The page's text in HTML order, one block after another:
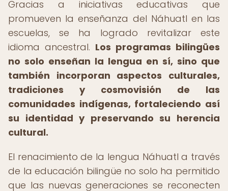
Gracias a iniciativas educativas que
promueven la enseñanza del Náhuatl en las
escuelas, se ha logrado revitalizar este
idioma ancestral. Los programas bilingües
no solo enseñan la lengua en sí, sino que
también incorporan aspectos culturales,
tradiciones y cosmovisión de las
comunidades indígenas, fortaleciendo así
su identidad y preservando su herencia
cultural.
El renacimiento de la lengua Náhuatl a través
de la educación bilingüe no solo ha permitido
que las nuevas generaciones se reconecten